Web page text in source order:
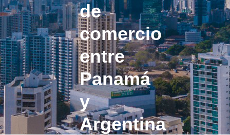
de
comercio
entre
Panamá
y
Argentina